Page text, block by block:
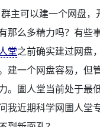
群主可以建一个网盘，
那么多精力吗？有些
堂之前确实建过网盘
建一个网盘容易，但
。圕人堂当前处于最
我近期科学网圕人堂